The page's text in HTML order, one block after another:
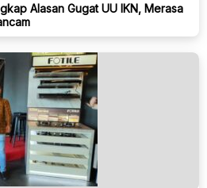
Alasan Gugat UU IKN, Merasa